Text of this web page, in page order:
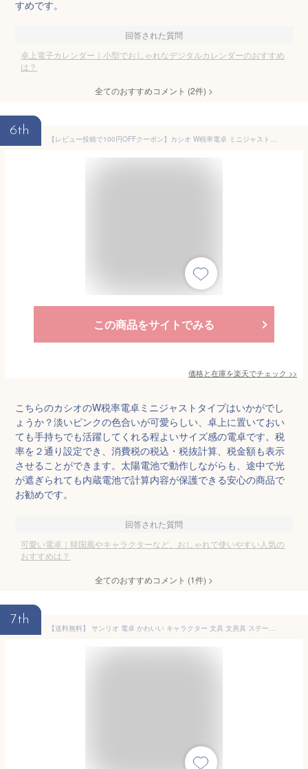
すめです。
回答された質問
卓上電子カレンダー｜小型でおしゃれなデジタルカレンダーのおすすめ
は？
全てのおすすめコメント (2件) >
6th
【レビュー投稿で100円OFFクーポン】カシオ W税率電卓 ミニジャストタイプ 10桁 ピンク MW-100TCPK-N 可愛い 小型電卓 一般 実務電卓 文具
この商品をサイトでみる
価格と在庫を楽天でチェック >>
こちらのカシオのW税率電卓ミニジャストタイプはいかがでし
ょうか？淡いピンクの色合いが可愛らしい、卓上に置いておい
ても手持ちでも活躍してくれる程よいサイズ感の電卓です。税
率を２通り設定でき、消費税の税込・税抜計算、税金額も表示
させることができます。太陽電池で動作しながらも、途中で光
が遮ぎられても内蔵電池で計算内容が保護できる安心の商品で
お勧めです。
回答された質問
可愛い電卓｜韓国風やキャラクターなど、おしゃれで使いやすい人気の
おすすめは？
全てのおすすめコメント (1件) >
7th
【送料無料】 サンリオ 電卓 かわいい キャラクター 文具 文房具 ステーショナリー 12桁表示 ソーラーパネル付き キティ マイメロディ クロミ シナモロール フェイス形 ダイカット デスクワーク オフィス 学校 事務 雑貨